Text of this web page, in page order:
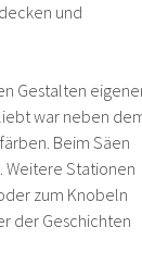
und
Gestalten
war neben
Beim Säen
Weitere Stationen
zum Knobeln
der Geschichten